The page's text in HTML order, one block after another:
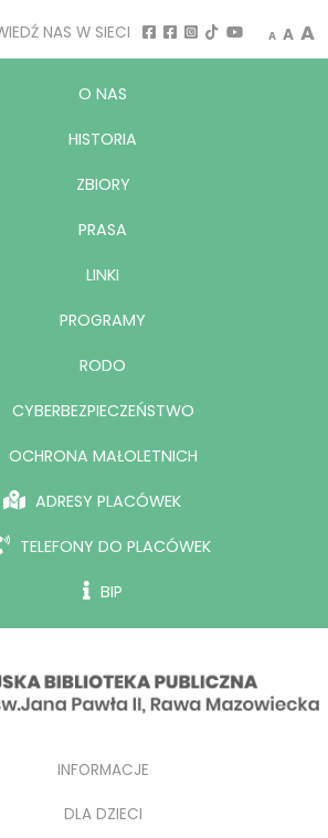
NAS W SIECI A A A
O NAS
HISTORIA
ZBIORY
PRASA
LINKI
PROGRAMY
RODO
CYBERBEZPIECZEŃSTWO
OCHRONA MAŁOLETNICH
ADRESY PLACÓWEK
TELEFONY DO PLACÓWEK
BIP
INFORMACJE
DLA DZIECI